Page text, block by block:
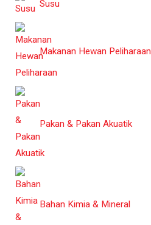
Susu
Makanan Hewan Peliharaan
Pakan & Pakan Akuatik
Bahan Kimia & Mineral